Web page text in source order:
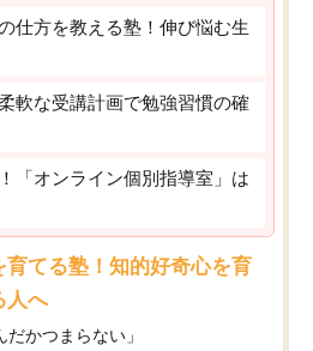
仕方を教える塾！伸び悩む生
軟な受講計画で勉強習慣の確
「オンライン個別指導室」は
てる塾！知的好奇心を育
人へ
だかつまらない」